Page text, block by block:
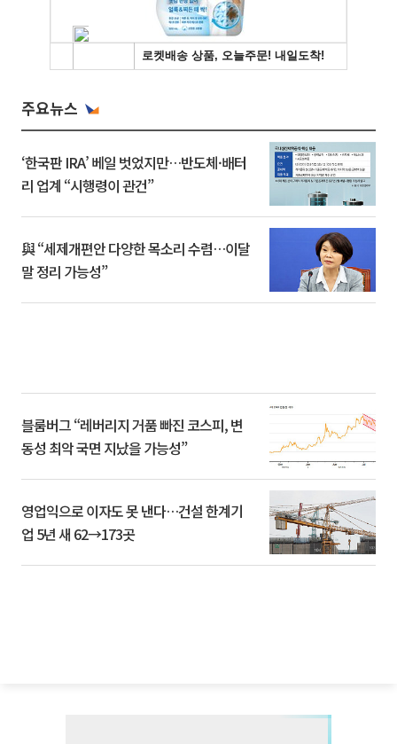
주요뉴스
‘한국판 IRA’ 베일 벗었지만…반도체·배터
리 업계 “시행령이 관건”
與 “세제개편안 다양한 목소리 수렴…이달
말 정리 가능성”
블룸버그 “레버리지 거품 빠진 코스피, 변
동성 최악 국면 지났을 가능성”
영업익으로 이자도 못 낸다…건설 한계기
업 5년 새 62→173곳